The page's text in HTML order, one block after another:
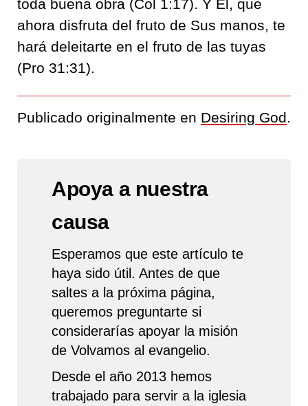
toda buena obra (Col 1:17). Y Él, que
ahora disfruta del fruto de Sus manos, te
hará deleitarte en el fruto de las tuyas
(Pro 31:31).
Publicado originalmente en Desiring God
Apoya a nuestra
causa
Esperamos que este artículo te
haya sido útil. Antes de que
saltes a la próxima página,
queremos preguntarte si
considerarías apoyar la misión
de Volvamos al evangelio.
Desde el año 2013 hemos
trabajado para servir a la iglesia